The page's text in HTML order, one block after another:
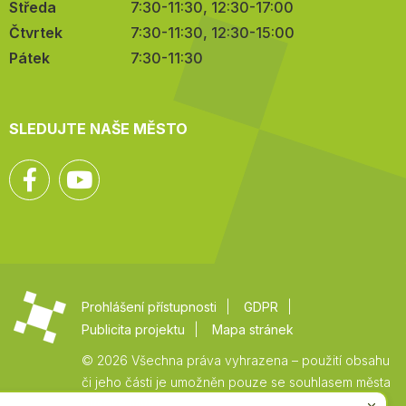
Středa
7:30-11:30, 12:30-17:00
Čtvrtek
7:30-11:30, 12:30-15:00
Pátek
7:30-11:30
SLEDUJTE NAŠE MĚSTO
Facebook
Prohlášení přístupnosti
GDPR
Publicita projektu
Mapa stránek
© 2026 Všechna práva vyhrazena – použití obsahu
či jeho části je umožněn pouze se souhlasem města